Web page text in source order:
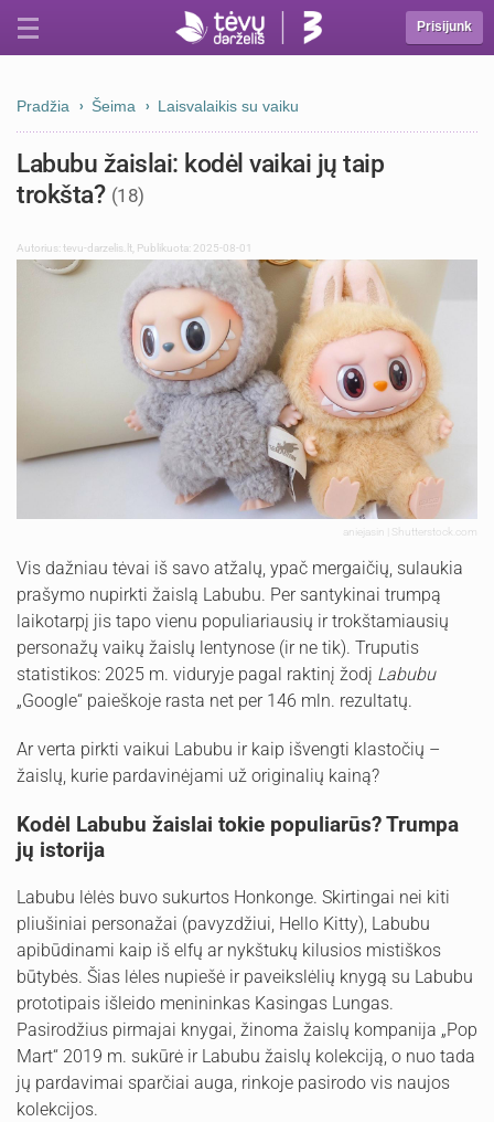
Prisijunk
Pradžia Šeima Laisvalaikis su vaiku
Labubu žaislai: kodėl vaikai jų taip
trokšta? (18)
Autorius:tevu-darzelis.lt Publikuota: 2025-08-01
aniejasin | Shutterstock.com
Vis dažniau tėvai iš savo atžalų, ypač mergaičių, sulaukia
prašymo nupirkti žaislą Labubu. Per santykinai trumpą
laikotarpį jis tapo vienu populiariausių ir trokštamiausių
personažų vaikų žaislų lentynose (ir ne tik). Truputis
statistikos: 2025 m. viduryje pagal raktinį žodį Labubu
„Google“ paieškoje rasta net per 146 mln. rezultatų.
Ar verta pirkti vaikui Labubu ir kaip išvengti klastočių –
žaislų, kurie pardavinėjami už originalių kainą?
Kodėl Labubu žaislai tokie populiarūs? Trumpa
jų istorija
Labubu lėlės buvo sukurtos Honkonge. Skirtingai nei kiti
pliušiniai personažai (pavyzdžiui, Hello Kitty), Labubu
apibūdinami kaip iš elfų ar nykštukų kilusios mistiškos
būtybės. Šias lėles nupiešė ir paveikslėlių knygą su Labubu
prototipais išleido menininkas Kasingas Lungas.
Pasirodžius pirmajai knygai, žinoma žaislų kompanija „Pop
Mart“ 2019 m. sukūrė ir Labubu žaislų kolekciją, o nuo tada
jų pardavimai sparčiai auga, rinkoje pasirodo vis naujos
kolekcijos.